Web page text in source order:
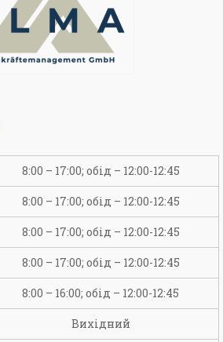
8:00 – 17:00; обід – 12:00-12:45
8:00 – 17:00; обід – 12:00-12:45
8:00 – 17:00; обід – 12:00-12:45
8:00 – 17:00; обід – 12:00-12:45
8:00 – 16:00; обід – 12:00-12:45
Вихідний